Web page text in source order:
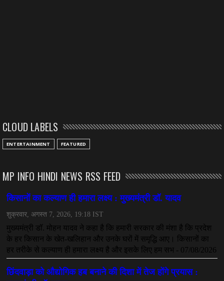
CLOUD LABELS
ENTERTAINMENT FEATURED
MP INFO HINDI NEWS RSS FEED